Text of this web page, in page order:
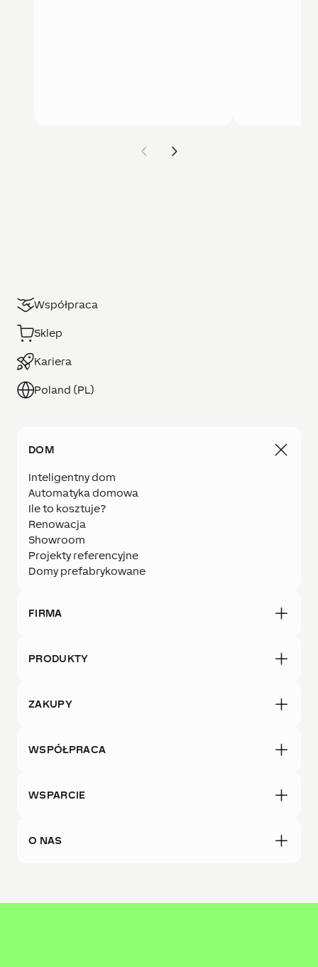
Współpraca
Sklep
Kariera
Poland (PL)
DOM
Inteligentny dom
Automatyka domowa
Ile to kosztuje?
Renowacja
Showroom
Projekty referencyjne
Domy prefabrykowane
FIRMA
PRODUKTY
ZAKUPY
WSPÓŁPRACA
WSPARCIE
O NAS